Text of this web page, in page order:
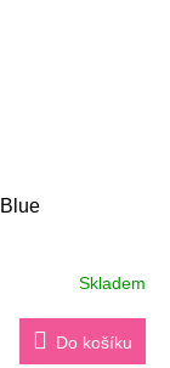
Skladem
Do košíku